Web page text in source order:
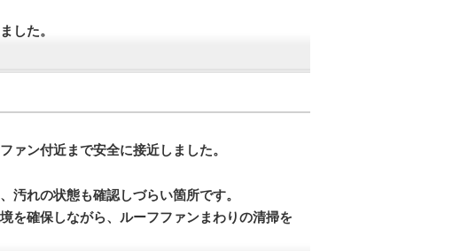
した。
ァン付近まで安全に接近しました。
汚れの状態も確認しづらい箇所です。
を確保しながら、ルーフファンまわりの清掃を